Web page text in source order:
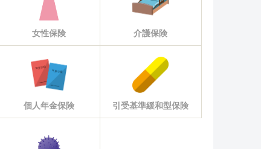
女性保険 介護保険
個人年金保険 引受基準緩和型保険